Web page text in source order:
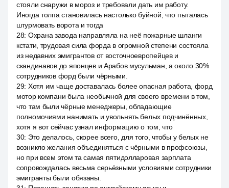
стояли снаружи в мороз и требовали дать им работу.
Иногда толпа становилась настолько буйной, что пыталась
штурмовать ворота и тогда
28: Охрана завода направляла на неё пожарные шланги
кстати, трудовая сила форда в огромной степени состояла
из недавних эмигрантов от восточноевропейцев и
скандинавов до японцев и Арабов мусульман, а около 30%
сотрудников форд были чёрными.
29: Хотя им чаще доставалась более опасная работа, форд
мотор компани была необычной для своего времени в том,
что там были чёрные менеджеры, обладающие
полномочиями нанимать и увольнять белых подчинённых,
хотя я вот сейчас узнал информацию о том, что
30: Это делалось, скорее всего, для того, чтобы у белых не
возникло желания объединяться с чёрными в профсоюзы,
но при всем этом та самая пятидолларовая зарплата
сопровождалась весьма серьёзными условиями сотрудники
эмигранты были обязаны.